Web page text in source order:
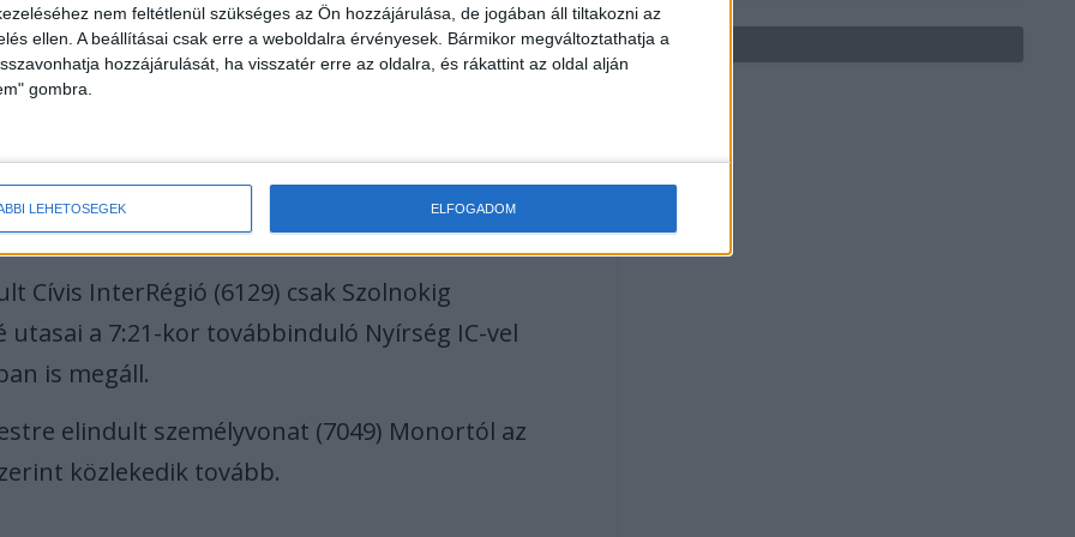
nem feltétlenül szükséges az Ön hozzájárulása, de jogában áll tiltakozni az
ellen. A beállításai csak erre a weboldalra érvényesek. Bármikor megváltoztathatja a
hozzájárulását, ha visszatér erre az oldalra, és rákattint az oldal alján
gombra.
LEHETŐSÉGEK ELFOGADOM
Rákoshegyen, ahonnan pótlóbusz indul
Cívis InterRégió (6129) csak Szolnokig
a 7:21-kor továbbinduló Nyírség IC-vel
is megáll.
elindult személyvonat (7049) Monortól az
közlekedik tovább.